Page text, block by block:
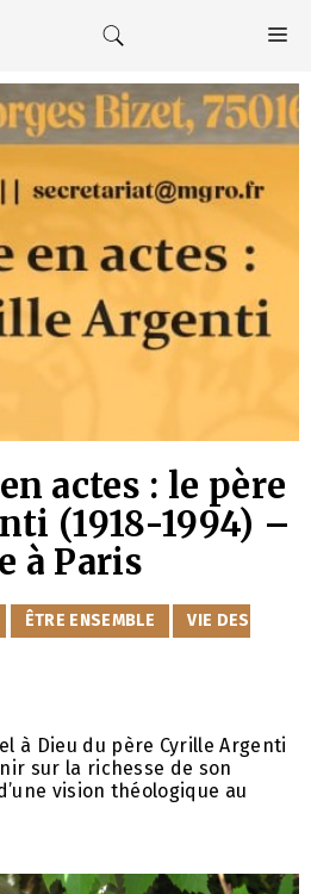
actes : le père
(1918-1994) –
à Paris
ÊTRE ENSEMBLE
VIE DES
à Dieu du père Cyrille Argenti
sur la richesse de son
vision théologique au